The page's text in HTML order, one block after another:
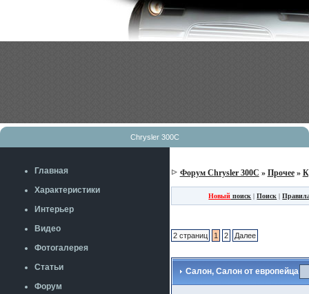
Chrysler 300C
Главная
Характеристики
Интерьер
Видео
Фотогалерея
Статьи
Форум
Форум Chrysler 300C » Прочее»
Новый поиск |Поиск |
2 страниц 1 2 Далее
Салон, Салон от европейца